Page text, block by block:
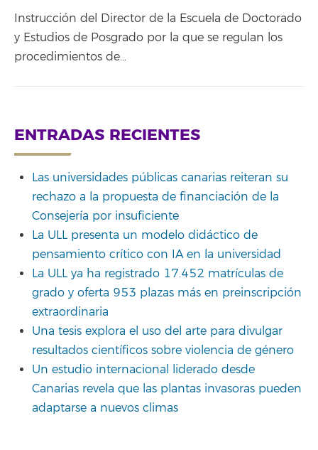
Instrucción del Director de la Escuela de Doctorado
y Estudios de Posgrado por la que se regulan los
procedimientos de…
ENTRADAS RECIENTES
Las universidades públicas canarias reiteran su
rechazo a la propuesta de financiación de la
Consejería por insuficiente
La ULL presenta un modelo didáctico de
pensamiento crítico con IA en la universidad
La ULL ya ha registrado 17.452 matrículas de
grado y oferta 953 plazas más en preinscripción
extraordinaria
Una tesis explora el uso del arte para divulgar
resultados científicos sobre violencia de género
Un estudio internacional liderado desde
Canarias revela que las plantas invasoras pueden
adaptarse a nuevos climas